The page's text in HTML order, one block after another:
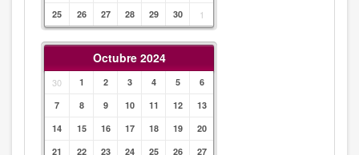
25
26 27 28 29 30 1
Octubre 2024
30 1 2 3 4 5
6
7
8 9 10 11 12
13
14
15 16 17 18 19
20
21
22 23 24 25 26
27